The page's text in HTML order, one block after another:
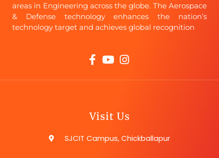
areas in Engineering across the globe. The Aerospace
& Defense technology enhances the nation’s
technology target and achieves global recognition
Visit Us
SJCIT Campus, Chickballapur